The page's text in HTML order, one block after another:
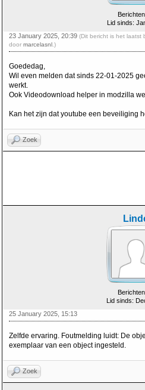
Lid sinds:
23 January 2025, 20:39 (Dit bericht is het laatst
door marcelasnl .)
Goededag,
Wil even melden dat sinds 22-01-2025
werkt.
Ook Videodownload helper in modzilla
Kan het zijn dat youtube een beveiliging
Zoek
Lid sinds:
25 January 2025, 15:13
Zelfde ervaring. Foutmelding luidt: De
exemplaar van een object ingesteld.
Zoek